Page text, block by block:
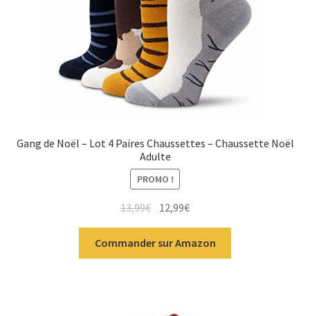
Gang de Noël – Lot 4 Paires Chaussettes – Chaussette Noël
Adulte
PROMO !
13,99€ 12,99€
Commander sur Amazon